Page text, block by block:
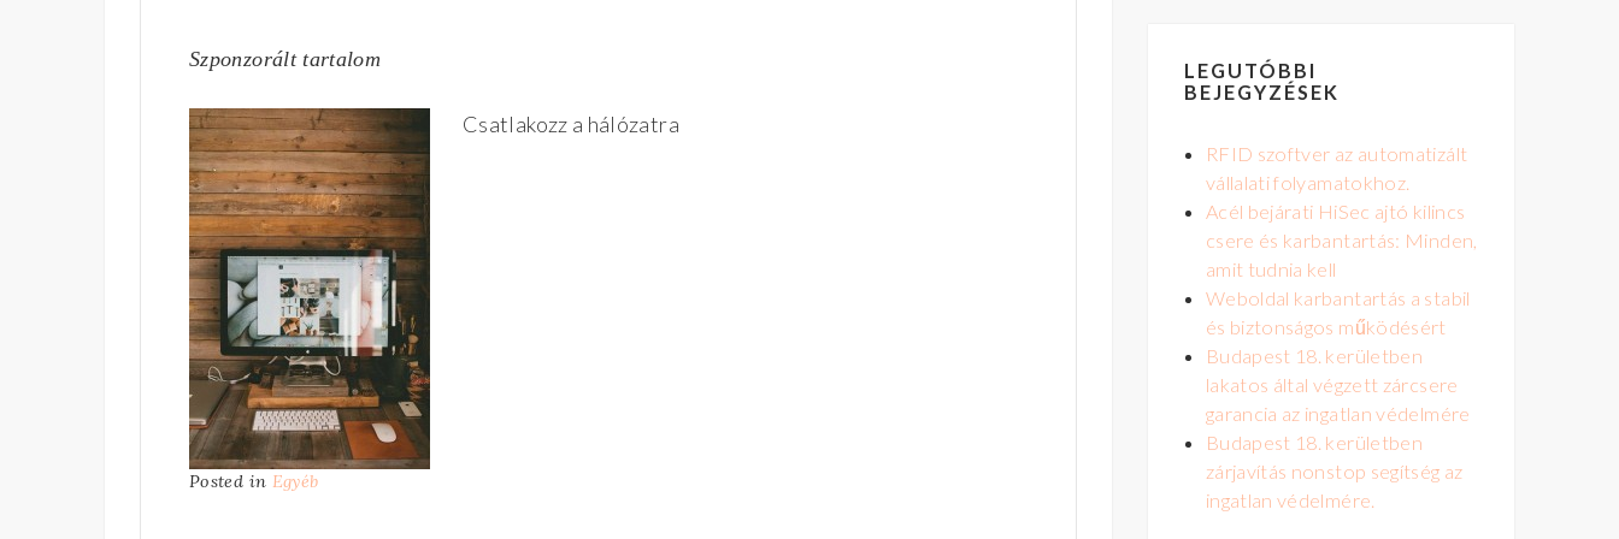
Szponzorált tartalom
Csatlakozz a hálózatra
Posted in Egyéb
LEGUTÓBBI
BEJEGYZÉSEK
RFID szoftver az automatizált
vállalati folyamatokhoz.
Acél bejárati HiSec ajtó kilincs
csere és karbantartás: Minden,
amit tudnia kell
Weboldal karbantartás a stabil
és biztonságos működésért
Budapest 18. kerületben
lakatos által végzett zárcsere
garancia az ingatlan védelmére
Budapest 18. kerületben
zárjavítás nonstop segítség az
ingatlan védelmére.